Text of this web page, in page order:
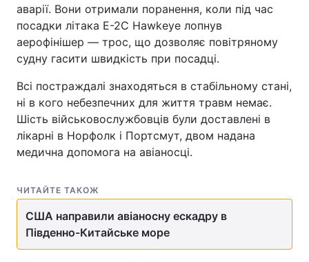
аварії. Вони отримали поранення, коли під час
посадки літака E-2C Hawkeye лопнув
аерофінішер — трос, що дозволяє повітряному
судну гасити швидкість при посадці.
Всі постраждалі знаходяться в стабільному стані,
ні в кого небезпечних для життя травм немає.
Шість військовослужбовців були доставлені в
лікарні в Норфолк і Портсмут, двом надана
медична допомога на авіаносці.
ЧИТАЙТЕ ТАКОЖ
США направили авіаносну ескадру в
Південно-Китайське море